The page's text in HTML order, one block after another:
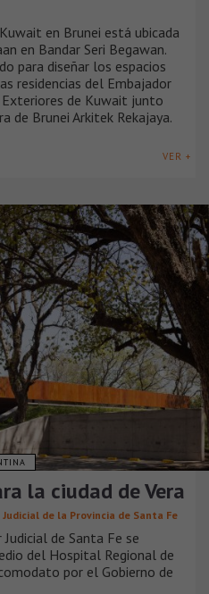
en Brunei está ubicada
en Bandar Seri Begawan.
para diseñar los espacios
residencias del Embajador
de Kuwait junto
de Brunei Arkitek Rekajaya.
VER +
la ciudad de Vera
de la Provincia de Santa Fe
de Santa Fe se
del Hospital Regional de
por el Gobierno de